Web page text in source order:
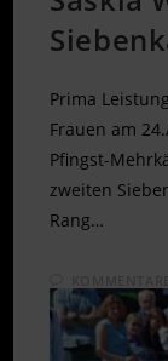
Prima
Frauen am
Pfingst-
zweiten
Rang…